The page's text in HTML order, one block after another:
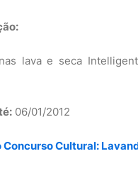
lava e seca
06/01/2012
Concurso Cultural: